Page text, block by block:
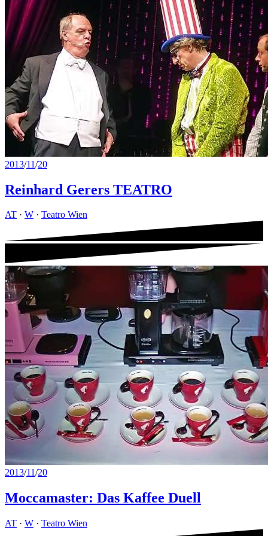
2013/11/20
Reinhard Gerers TEATRO
AT · W · Teatro Wien
2013/11/20
Moccamaster: Das Kaffee Duell
AT · W · Teatro Wien